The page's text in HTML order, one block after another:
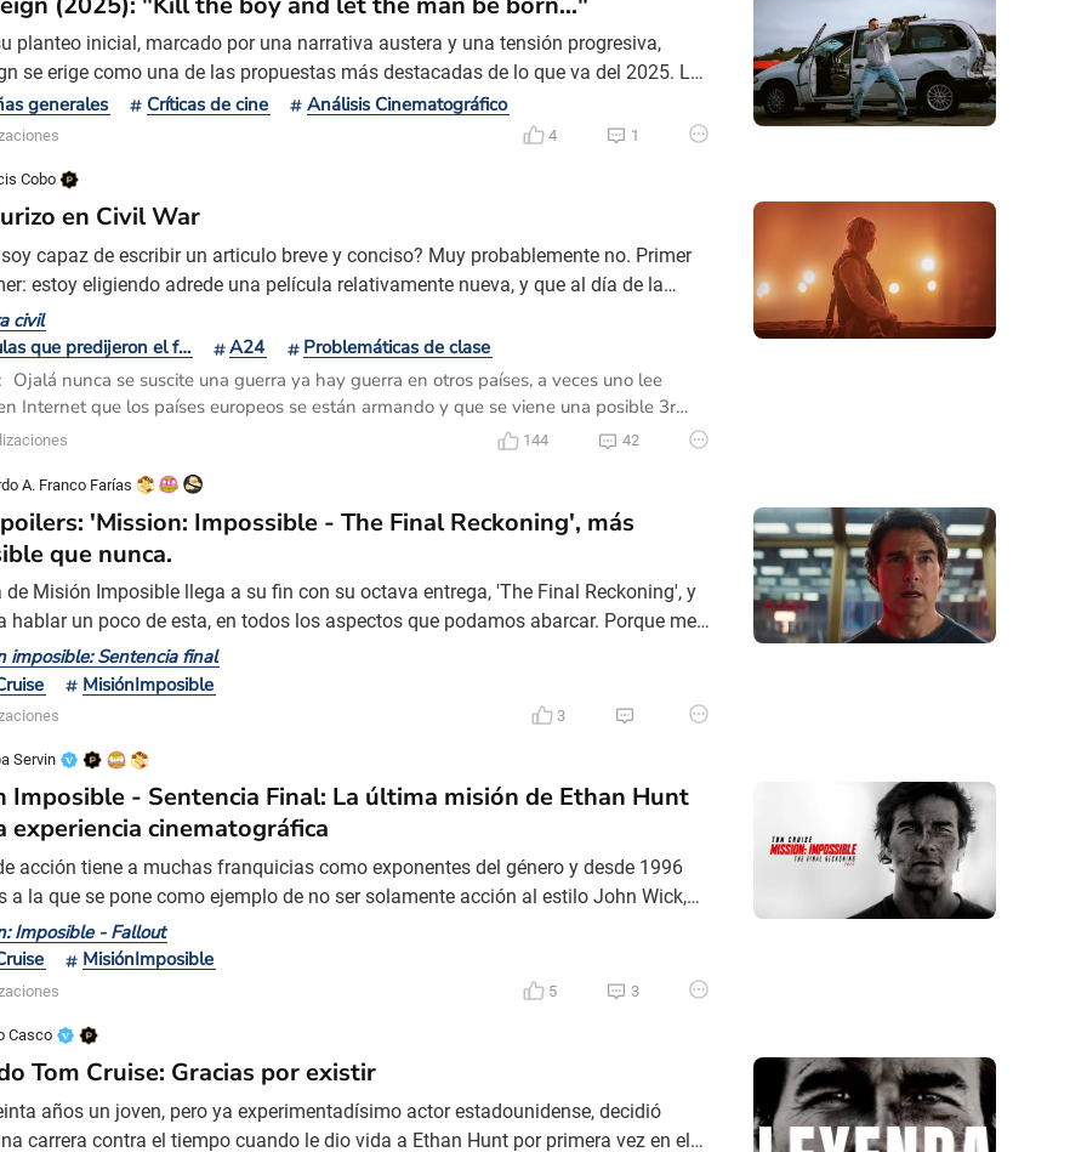
planteo inicial, marcado por una narrativa austera y una tensión progresiva,
se erige como una de las propuestas más destacadas de lo que va del 2025. La
de Christian Swegal, inspirada en hechos reales, problematiza los efectos de
ideológica en el ámbito familiar, poniendo en primer plano la relación
generales Críticas de cine Análisis Cinematográfico
4 1
Cobo
en Civil War
capaz de escribir un articulo breve y conciso? Muy probablemente no. Primer
estoy eligiendo adrede una película relativamente nueva, y que al día de la
predijo de manera profética ningún acontecimiento. Pero me interesa muy
ensayar una lectura que atienda a la condición de lo futurizo. Entiendo
que una manera de abordar la cuestión -y q
civil
Películas que predijeron el futuro
A24
Problemáticas de clase
Ojalá nunca se suscite una guerra ya hay guerra en otros países, a veces uno lee
Internet que los países europeos se están armando y que se viene una posible 3r
Después de la pandemia una guerra, sería terrible y lo peor seguimos los
guerra mundial.
144 42
A. Franco Farías
'Mission: Impossible - The Final Reckoning', más
que nunca.
de Misión Imposible llega a su fin con su octava entrega, 'The Final Reckoning', y
hablar un poco de esta, en todos los aspectos que podamos abarcar. Porque me
un peliculón increíble que tiene de todo, y hay que analizar. Esta es una
con mucha más táctica y mucha más estrategia que las anteriores porque,
de todo, se está luchando contra una inteligencia
imposible: Sentencia final
MisiónImposible
3
Servin
Imposible - Sentencia Final: La última misión de Ethan Hunt
experiencia cinematográfica
acción tiene a muchas franquicias como exponentes del género y desde 1996
a la que se pone como ejemplo de no ser solamente acción al estilo John Wick,
sus dificultades y escalas van más allá, sumado a que cuenta con Tom Cruise
gran mente maestra de lo que es la franquicia de Misión Imposible. Durante casi
fue una verdadera misión imposible no tener la e
Imposible - Fallout
MisiónImposible
5 3
Casco
Tom Cruise: Gracias por existir
años un joven, pero ya experimentadísimo actor estadounidense, decidió
carrera contra el tiempo cuando le dio vida a Ethan Hunt por primera vez en el